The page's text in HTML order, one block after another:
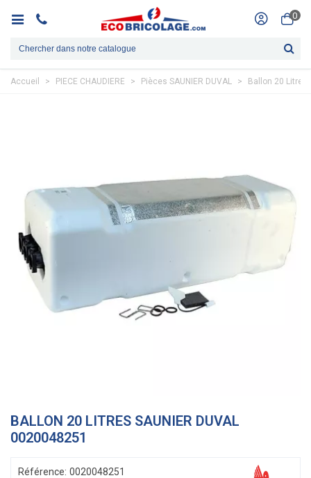
0
Accueil > PIECE CHAUDIERE > Pièces SAUNIER DUVAL > Ballon 20
BALLON 20 LITRES SAUNIER DUVAL
0020048251
Référence: 0020048251